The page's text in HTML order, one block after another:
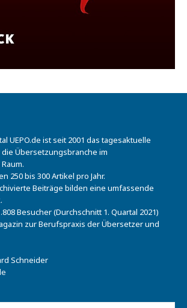
UEPO.de ist seit 2001 das tagesaktuelle
Übersetzungsbranche im
250 bis 300 Artikel pro Jahr.
Beiträge bilden eine umfassende
Besucher (Durchschnitt 1. Quartal 2021)
zur Berufspraxis der Übersetzer und
Schneider